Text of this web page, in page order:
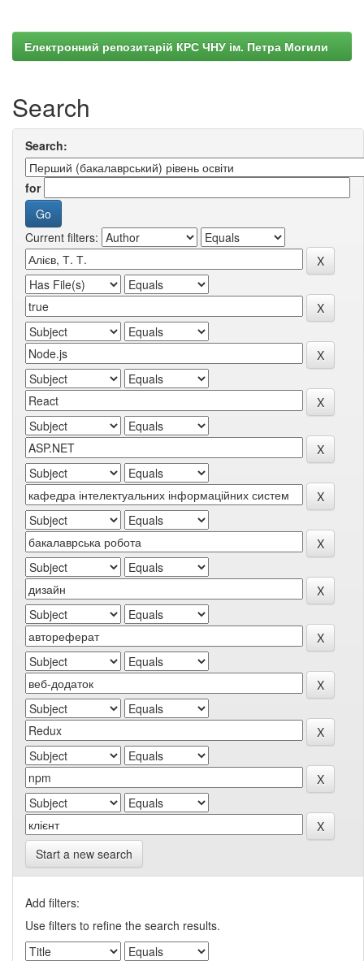
Електронний репозитарій КРС ЧНУ ім. Петра Могили
Search
Search:
for
Current filters:
Start a new search
Add filters:
Use filters to refine the search results.